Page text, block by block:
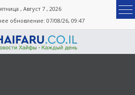
, Август 7 , 2026
обновление: 07/08/26, 09:47